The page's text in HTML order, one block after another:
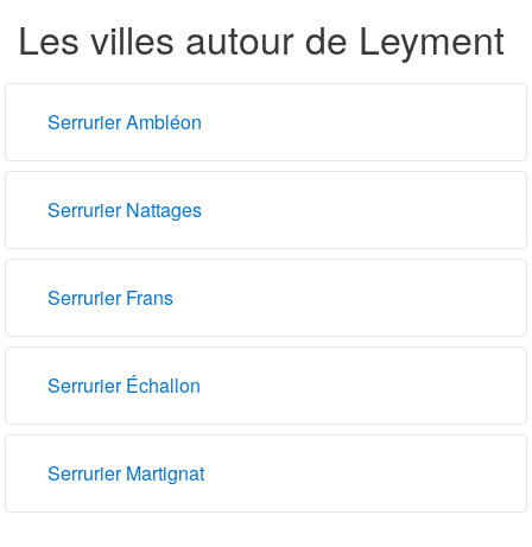
Les villes autour de Leyment
Serrurier Ambléon
Serrurier Nattages
Serrurier Frans
Serrurier Échallon
Serrurier Martignat